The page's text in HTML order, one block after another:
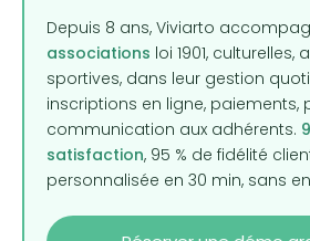
Depuis 8 ans, Viviarto
associations loi 1901, culturelles,
sportives, dans leur gestion
inscriptions en ligne, paiements,
communication aux adhérents.
satisfaction, 95 % de fidélité
personnalisée en 30 min, sans